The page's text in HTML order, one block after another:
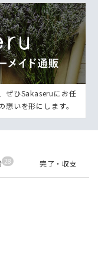
ぜひSakaseruにお任
いを形にします。
28 完了・収支